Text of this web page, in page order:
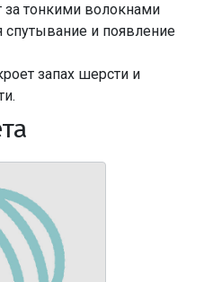
тонкими волокнами
и появление
запах шерсти и